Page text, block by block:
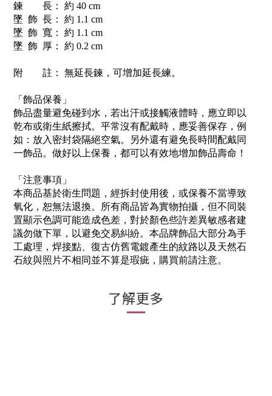
鍊 長： 約 40 cm
墜 飾 長： 約 1.1 cm
墜 飾 寬： 約 1.1 cm
墜 飾 厚： 約 0.2 cm
附 註： 無延長鍊，可增加延長練。
「飾品保養」
飾品盡量避免碰到水，若出汗或接觸液體時，應立即以
乾布或衛生紙擦拭。平常沒有配戴時，應妥善保存，例
如：放入密封袋隔絕空氣。另外還有避免長時間配戴同
一飾品。做好以上保養，都可以有效地增加飾品壽命！
「注意事項」
本商品基於衛生問題，經拆封使用後，或保養不當導致
氧化，恕無法退換。所有商品皆為實物拍攝，但不同裝
置顯示色調可能造成色差，對於顏色些許差異敏感者建
議勿做下單，以避免交易糾紛。本品牌飾品大部分為手
工處理，焊接點、復古仿舊電鍍產生的紋路以及天然石
石紋與照片不相同並不算是瑕疵，購買前請注意。
了解更多